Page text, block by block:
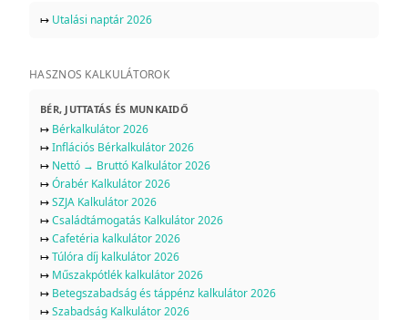
↦ Utalási naptár 2026
HASZNOS KALKULÁTOROK
BÉR, JUTTATÁS ÉS MUNKAIDŐ
↦ Bérkalkulátor 2026
↦Inflációs Bérkalkulátor 2026
↦ Nettó → Bruttó Kalkulátor 2026
↦Órabér Kalkulátor 2026
↦SZJA Kalkulátor 2026
↦Családtámogatás Kalkulátor 2026
↦Cafetéria kalkulátor 2026
↦Túlóra díj kalkulátor 2026
↦ Műszakpótlék kalkulátor 2026
↦ Betegszabadság és táppénz kalkulátor 2026
↦Szabadság Kalkulátor 2026